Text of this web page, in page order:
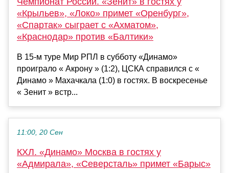
«Крыльев», «Локо» примет «Оренбург»,
«Спартак» сыграет с «Ахматом»,
«Краснодар» против «Балтики»
В 15-м туре Мир РПЛ в субботу «Динамо»
проиграло « Акрону » (1:2), ЦСКА справился с «
Динамо » Махачкала (1:0) в гостях. В воскресенье
« Зенит » встр...
11:00, 20 Сен
КХЛ. «Динамо» Москва в гостях у
«Адмирала», «Северсталь» примет «Барыс»